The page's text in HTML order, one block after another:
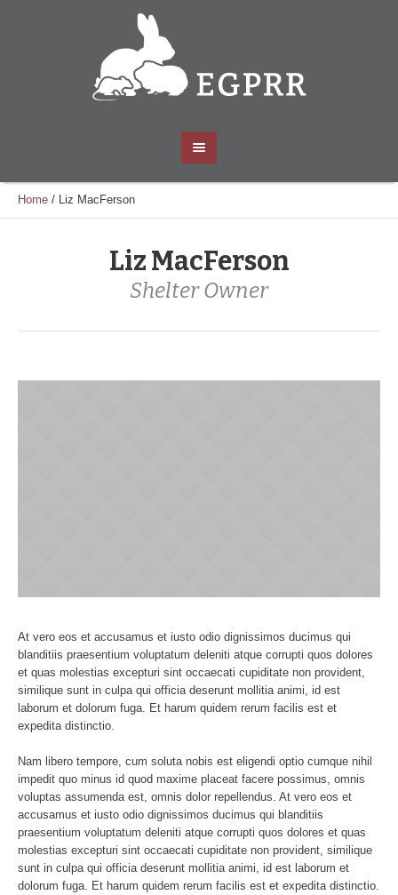
Home / Liz MacFerson
Liz MacFerson
Shelter Owner
At vero eos et accusamus et iusto odio dignissimos ducimus qui
blanditiis praesentium voluptatum deleniti atque corrupti quos dolores
et quas molestias excepturi sint occaecati cupiditate non provident,
similique sunt in culpa qui officia deserunt mollitia animi, id est
laborum et dolorum fuga. Et harum quidem rerum facilis est et
expedita distinctio.
Nam libero tempore, cum soluta nobis est eligendi optio cumque nihil
impedit quo minus id quod maxime placeat facere possimus, omnis
voluptas assumenda est, omnis dolor repellendus. At vero eos et
accusamus et iusto odio dignissimos ducimus qui blanditiis
praesentium voluptatum deleniti atque corrupti quos dolores et quas
molestias excepturi sint occaecati cupiditate non provident, similique
sunt in culpa qui officia deserunt mollitia animi, id est laborum et
dolorum fuga. Et harum quidem rerum facilis est et expedita distinctio.